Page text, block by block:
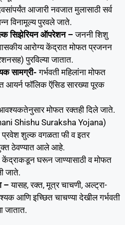
आजारी नवजात मुलासाठी सर्व
पुरवले जाते.
सिझेरियन ऑपरेशन –जननी शिशु
शासकीय आरोग्य केंद्रात मोफत प्रजनन
पुरविल्या जातात.
सामग्री-गर्भवती महिलांना मोफत
आयर्न फॉलिक ऍसिड सारख्या पूरक
मोफत रक्तही दिले जाते.
Shishu Suraksha Yojana)
प्रवेश शुल्क वगळता फी व इतर
ठेवण्यात आले आहे.
केंद्राकडून घरून जाण्यासाठी व मोफत
जाते.
– यासह, रक्त, मूत्र चाचणी, अल्ट्रा-
आणि इच्छित चाचण्या देखील गर्भवती
जातात.